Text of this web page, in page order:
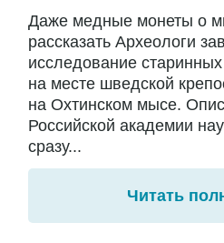
Даже медные монеты о
рассказать Археологи
исследование
на месте шведской
на Охтинском мысе.
Российской академии
сразу...
Читать